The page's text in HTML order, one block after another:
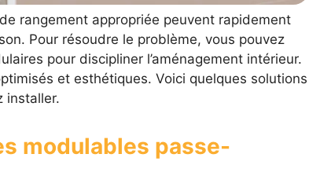
rangement appropriée peuvent rapidement
Pour résoudre le problème, vous pouvez
pour discipliner l’aménagement intérieur.
et esthétiques. Voici quelques solutions
installer.
modulables passe-